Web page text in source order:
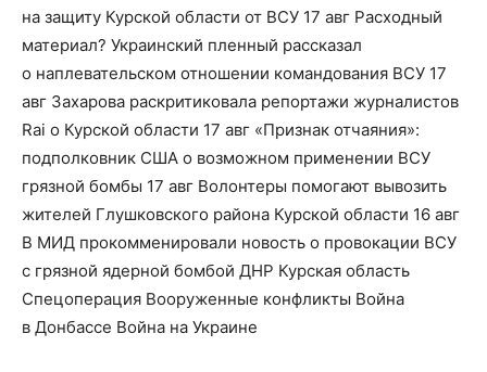
на защиту Курской области от ВСУ 17 авг Расходный
материал? Украинский пленный рассказал
о наплевательском отношении командования ВСУ 17
авг Захарова раскритиковала репортажи журналистов
Rai о Курской области 17 авг «Признак отчаяния»:
подполковник США о возможном применении ВСУ
грязной бомбы 17 авг Волонтеры помогают вывозить
жителей Глушковского района Курской области 16 авг
В МИД прокомменировали новость о провокации ВСУ
с грязной ядерной бомбой ДНР Курская область
Спецоперация Вооруженные конфликты Война
в Донбассе Война на Украине